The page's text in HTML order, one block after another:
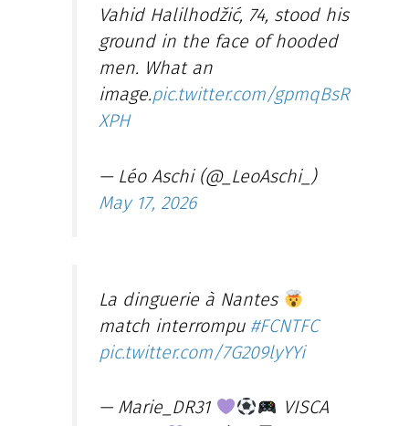
Vahid Halilhodžić, 74, stood his
ground in the face of hooded
men. What an
image.pic.twitter.com/gpmqBsR
XPH
— Léo Aschi (@_LeoAschi_)
May 17, 2026
La dinguerie à Nantes
match interrompu #FCNTFC
pic.twitter.com/7G209lyYYi
— Marie_DR31
VISCA